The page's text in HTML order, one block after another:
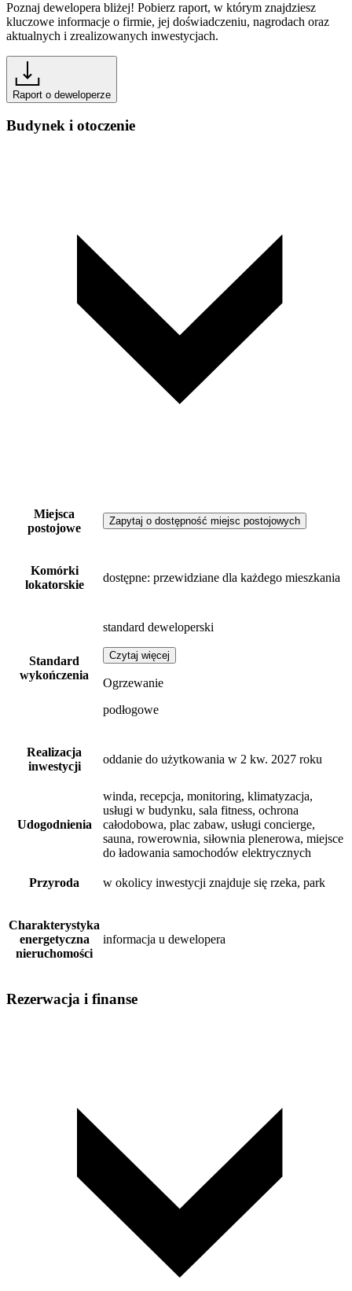
Poznaj dewelopera bliżej! Pobierz raport, w którym znajdziesz
kluczowe informacje o firmie, jej doświadczeniu, nagrodach oraz
aktualnych i zrealizowanych inwestycjach.
Raport o deweloperze
Budynek i otoczenie
Miejsca
postojowe
Zapytaj o dostępność miejsc postojowych
Komórki
lokatorskie
dostępne: przewidziane dla każdego mieszkania
Standard
wykończenia
standard deweloperski
Czytaj więcej
Ogrzewanie
podłogowe
Realizacja
inwestycji
oddanie do użytkowania w 2 kw. 2027 roku
Udogodnienia
winda, recepcja, monitoring, klimatyzacja,
usługi w budynku, sala fitness, ochrona
całodobowa, plac zabaw, usługi concierge,
sauna, rowerownia, siłownia plenerowa, miejsce
do ładowania samochodów elektrycznych
Przyroda w okolicy inwestycji znajduje się rzeka, park
Charakterystyka
energetyczna
nieruchomości
informacja u dewelopera
Rezerwacja i finanse